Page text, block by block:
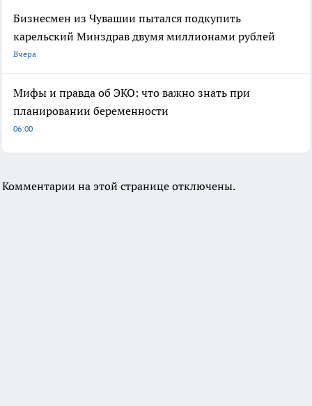
Бизнесмен из Чувашии пытался подкупить
карельский Минздрав двумя миллионами рублей
Вчера
Мифы и правда об ЭКО: что важно знать при
планировании беременности
06:00
Комментарии на этой странице отключены.